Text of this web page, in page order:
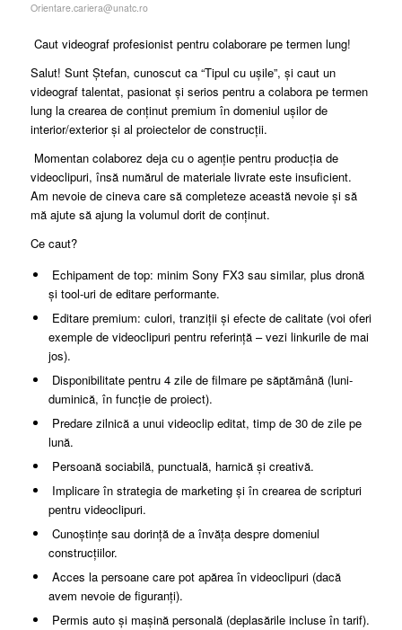
Orientare.cariera@unatc.ro
Caut videograf profesionist pentru colaborare pe termen lung!
Salut! Sunt Ștefan, cunoscut ca “Tipul cu ușile”, și caut un
videograf talentat, pasionat și serios pentru a colabora pe termen
lung la crearea de conținut premium în domeniul ușilor de
interior/exterior și al proiectelor de construcții.
Momentan colaborez deja cu o agenție pentru producția de
videoclipuri, însă numărul de materiale livrate este insuficient.
Am nevoie de cineva care să completeze această nevoie și să
mă ajute să ajung la volumul dorit de conținut.
Ce caut?
Echipament de top: minim Sony FX3 sau similar, plus dronă
și tool-uri de editare performante.
Editare premium: culori, tranziții și efecte de calitate (voi oferi
exemple de videoclipuri pentru referință – vezi linkurile de mai
jos).
Disponibilitate pentru 4 zile de filmare pe săptămână (luni-
duminică, în funcție de proiect).
Predare zilnică a unui videoclip editat, timp de 30 de zile pe
lună.
Persoană sociabilă, punctuală, harnică și creativă.
Implicare în strategia de marketing și în crearea de scripturi
pentru videoclipuri.
Cunoștințe sau dorință de a învăța despre domeniul
construcțiilor.
Acces la persoane care pot apărea în videoclipuri (dacă
avem nevoie de figuranți).
Permis auto și mașină personală (deplasările incluse în tarif).